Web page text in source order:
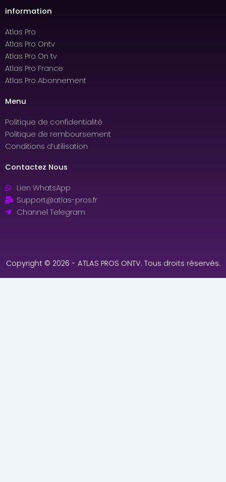
information
Atlas Pro
Atlas Pro Ontv
Atlas Pro On tv
Atlas Pro France
Atlas Pro Abonnement
Menu
Politique de confidentialité
Politique de remboursement
Conditions d’utilisation
Contactez Nous
Lien WhatsApp
Support@atlas-pros.fr
Channel Telegram
Copyright © 2026 - ATLAS PROS ONTV. Tous droits réservés.